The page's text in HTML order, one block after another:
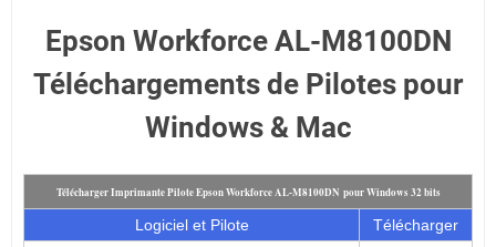
Epson Workforce AL-M8100DN
Téléchargements de Pilotes pour
Windows & Mac
Télécharger Imprimante Pilote Epson Workforce AL-M8100DN pour Windows 32 bits
Logiciel et Pilote
Télécharger